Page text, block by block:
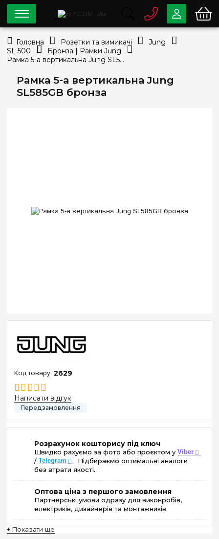
Рамка 5-а вертикальна Jung
SL585GB бронза
2629
Написати відгук
Розрахунок кошторису під ключ
Швидко рахуємо за фото або проєктом у Viber
/ Telegram
. Підбираємо оптимальні аналоги
без втрати якості.
Оптова ціна з першого замовлення
Партнерські умови одразу для виконробів,
електриків, дизайнерів та монтажників.
+ Показати ще
0 80033-63-07
Безкоштовно
info@e7.com.ua
Viber Telegram
Головна Розетки та вимикачі
Jung
SL 500
Бронза | Рамки Jung
Рамка 5-а вертикальна Jung SL585GB бронза